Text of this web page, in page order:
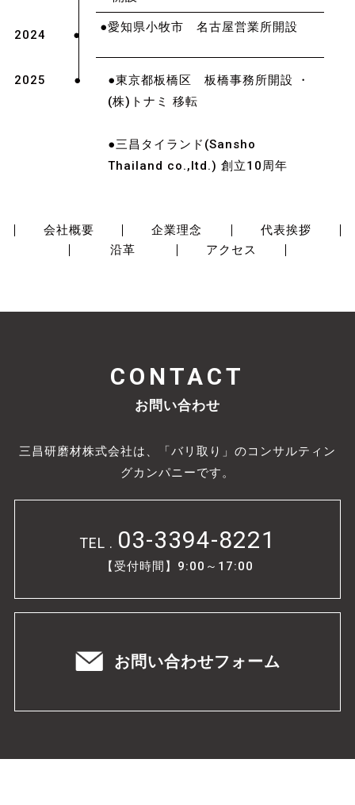
2024
●愛知県小牧市 名古屋営業所開設
2025
●東京都板橋区 板橋事務所開設 ・
(株)トナミ 移転
●三昌タイランド(Sansho
Thailand co.,ltd.) 創立10周年
会社概要 企業理念
代表挨拶
沿革
アクセス
CONTACT
お問い合わせ
三昌研磨材株式会社は、「バリ取り」のコンサルティン
グカンパニーです。
TEL . 03-3394-8221
【受付時間】9:00～17:00
お問い合わせフォーム